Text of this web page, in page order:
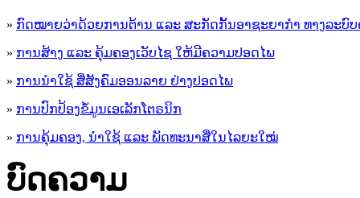
» ກົດໝາຍວ່າດ້ວຍການຕ້ານ ແລະ ສະກັດກັ້ນອາຊະຍາກຳ ທາງລະບົບ
» ການສ້າງ ແລະ ຄຸ້ມຄອງເວັບໄຊ ໃຫ້ມີຄວາມປອດໄພ
» ການນຳໃຊ້ ສື່ສັງຄົມອອນລາຍ ຢ່າງປອດໄພ
» ການ​ປົກ​ປ້ອງ​ຂໍ້​ມູນ​ເອ​ເລັກ​ໂຕ​ຣ​ນິກ
» ການຄຸ້ມຄອງ, ນໍາໃຊ້ ແລະ ພັດທະນາສື່ໃນໄລຍະໃໝ່
ບົດຄວາມ